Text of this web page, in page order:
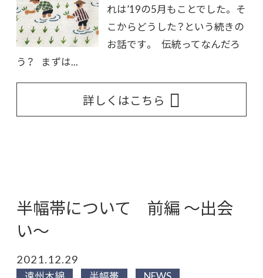
れは’19の5月もことでした。 そ
こからどうした？という続きの
お話です。 伝統ってなんだろ
う？ まずは...
詳しくはこちら
半幅帯について 前編 〜出会
い〜
2021.12.29